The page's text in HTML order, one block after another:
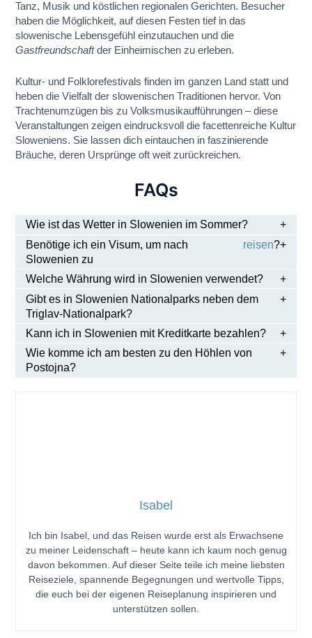
Tanz, Musik und köstlichen regionalen Gerichten. Besucher
haben die Möglichkeit, auf diesen Festen tief in das
slowenische Lebensgefühl einzutauchen und die
Gastfreundschaftder Einheimischen zu erleben.
Kultur- und Folklorefestivals finden im ganzen Land statt und
heben die Vielfalt der slowenischen Traditionen hervor. Von
Trachtenumzügen bis zu Volksmusikaufführungen – diese
Veranstaltungen zeigen eindrucksvoll die facettenreiche Kultur
Sloweniens. Sie lassen dich eintauchen in faszinierende
Bräuche, deren Ursprünge oft weit zurückreichen.
FAQs
Wie ist das Wetter in Slowenien im Sommer?
Benötige ich ein Visum, um nach
Slowenien zu
reisen?
Welche Währung wird in Slowenien verwendet?
Gibt es in Slowenien Nationalparks neben dem
Triglav-Nationalpark?
Kann ich in Slowenien mit Kreditkarte bezahlen?
Wie komme ich am besten zu den Höhlen von
Postojna?
Isabel
Ich bin Isabel, und das Reisen wurde erst als Erwachsene
zu meiner Leidenschaft – heute kann ich kaum noch genug
davon bekommen. Auf dieser Seite teile ich meine liebsten
Reiseziele, spannende Begegnungen und wertvolle Tipps,
die euch bei der eigenen Reiseplanung inspirieren und
unterstützen sollen.